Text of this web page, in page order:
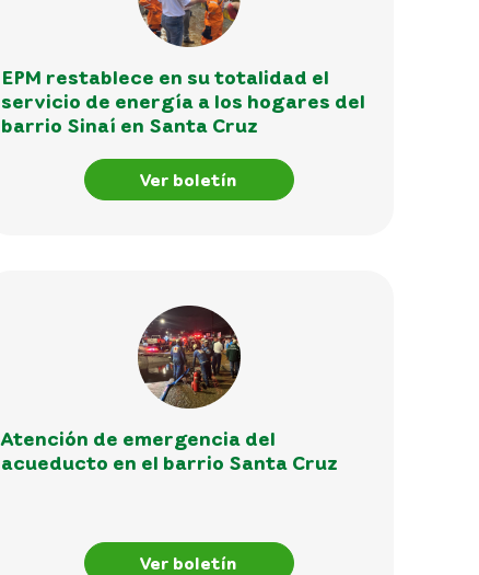
EPM restablece en su totalidad el
servicio de energía a los hogares del
barrio Sinaí en Santa Cruz
Ver boletín
Atención de emergencia del
acueducto en el barrio Santa Cruz
Ver boletín